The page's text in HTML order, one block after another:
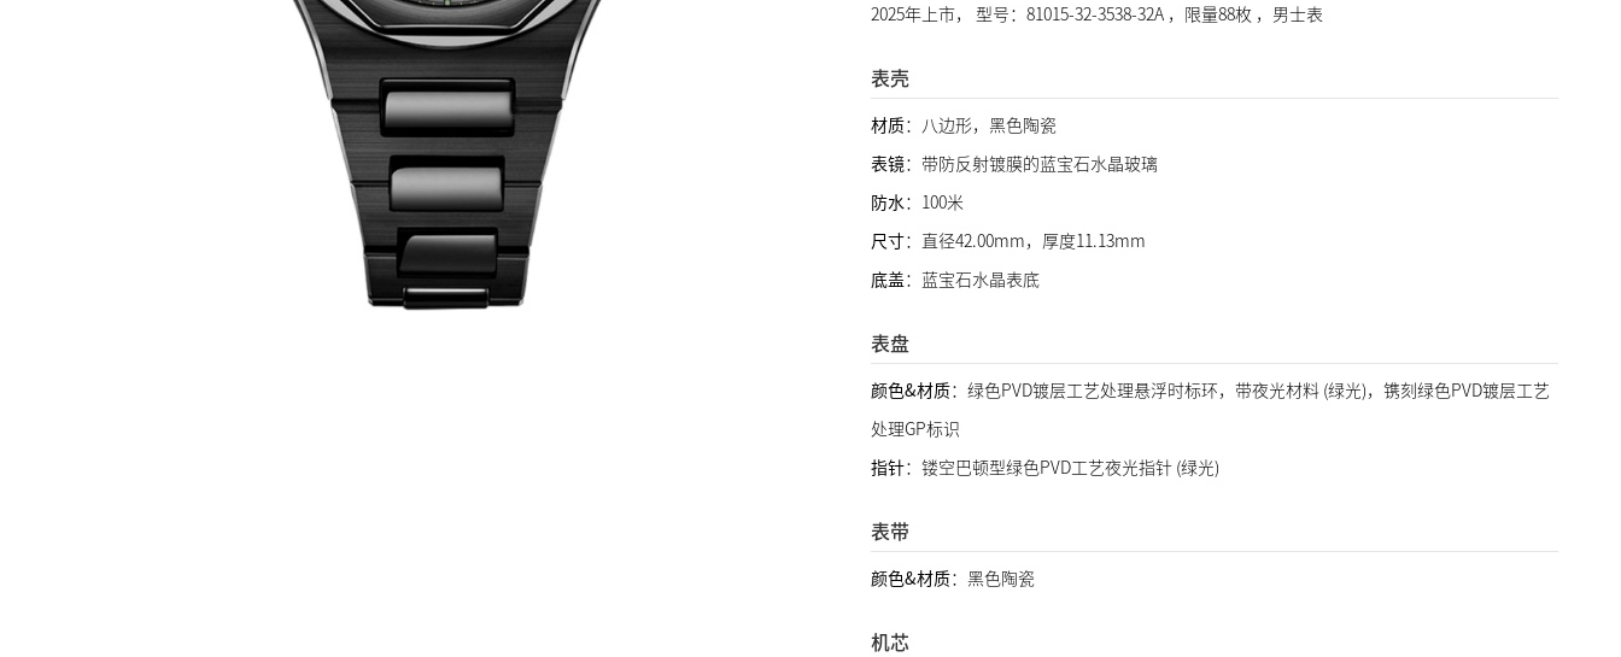
2025年上市， 型号：81015-32-3538-32A ，限量88枚 ，男士表
表壳
材质：八边形，黑色陶瓷
表镜：带防反射镀膜的蓝宝石水晶玻璃
防水：100米
尺寸：直径42.00mm，厚度11.13mm
底盖：蓝宝石水晶表底
表盘
颜色&材质：绿色PVD镀层工艺处理悬浮时标环，带夜光材料 (绿光)，镌刻绿色PVD镀层工艺
处理GP标识
指针：镂空巴顿型绿色PVD工艺夜光指针 (绿光)
表带
颜色&材质：黑色陶瓷
机芯